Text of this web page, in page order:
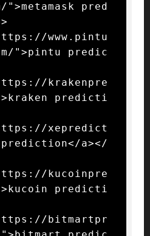
pred
www.pintu
">pintu predic
krakenpre
predicti
xepredict
a></
kucoinpre
predicti
bitmartpr